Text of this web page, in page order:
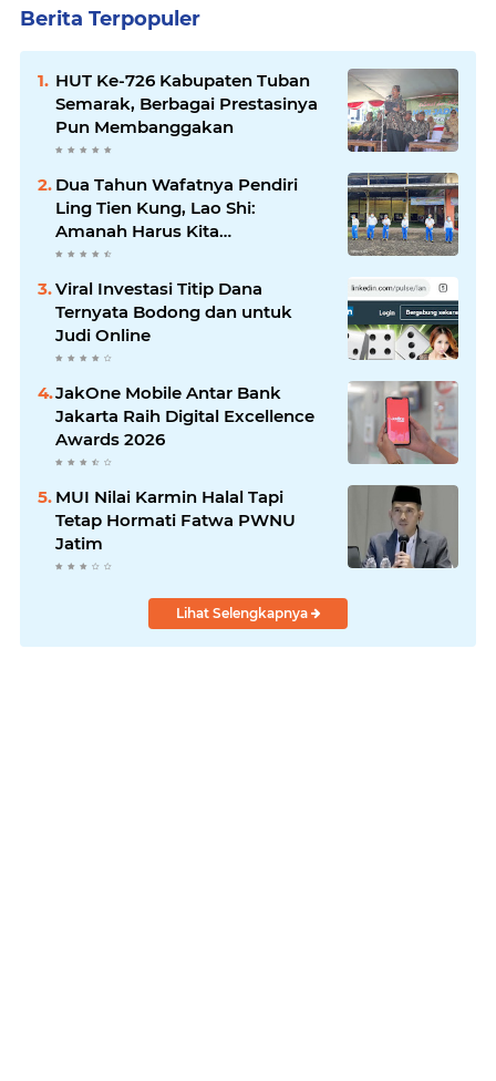
Berita Terpopuler
HUT Ke-726 Kabupaten Tuban
Semarak, Berbagai Prestasinya
Pun Membanggakan
Dua Tahun Wafatnya Pendiri
Ling Tien Kung, Lao Shi:
Amanah Harus Kita
Laksanakan!
Viral Investasi Titip Dana
Ternyata Bodong dan untuk
Judi Online
JakOne Mobile Antar Bank
Jakarta Raih Digital Excellence
Awards 2026
MUI Nilai Karmin Halal Tapi
Tetap Hormati Fatwa PWNU
Jatim
Lihat Selengkapnya